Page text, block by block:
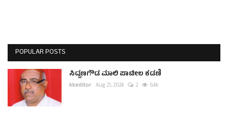
POPULAR POSTS
ಸಿದ್ದಣಗೌಡ ಮಾಲಿ ಪಾಟೀಲ ಕಡಣಿ
kkeditor Aug 21, 2024 2 6.4k